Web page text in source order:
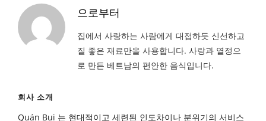
으로부터
집에서 사랑하는 사람에게 대접하듯 신선하고
질 좋은 재료만을 사용합니다. 사랑과 열정으
로 만든 베트남의 편안한 음식입니다.
회사 소개
Quán Bụi 는 현대적이고 세련된 인도차이나 분위기의 서비스